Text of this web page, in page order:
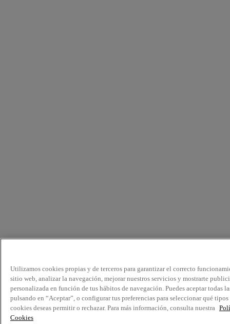
Utilizamos cookies propias y de terceros para garantizar el correcto
sitio web, analizar la navegación, mejorar nuestros servicios y mostrarte
personalizada en función de tus hábitos de navegación. Puedes aceptar todas
pulsando en “Aceptar”, o configurar tus preferencias para seleccionar qué tipos
cookies deseas permitir o rechazar. Para más información, consulta nuestra
Cookies